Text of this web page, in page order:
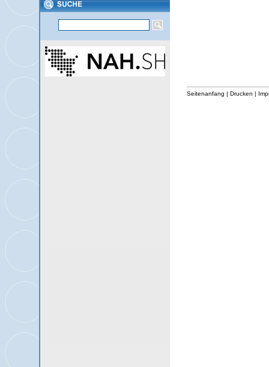
Seitenanfang | Drucken |